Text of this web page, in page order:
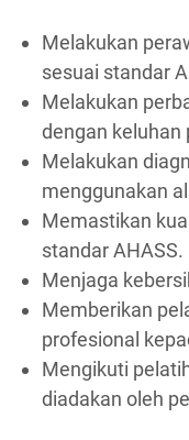
Melakukan
sesuai standar
Melakukan
dengan keluhan
Melakukan
menggunakan
Memastikan
standar AHASS.
Menjaga
Memberikan
profesional
Mengikuti
diadakan oleh